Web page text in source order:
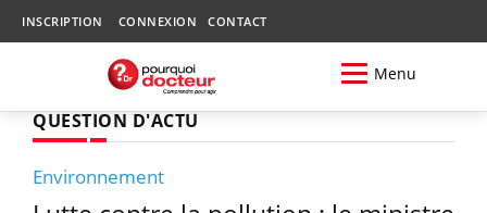
INSCRIPTION CONNEXION CONTACT
Menu
QUESTION D'ACTU
Environnement